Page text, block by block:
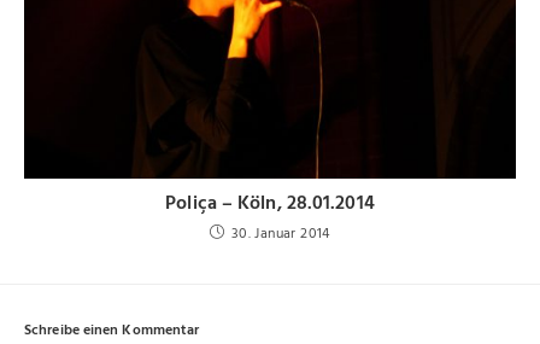
Poliça – Köln, 28.01.2014
30. Januar 2014
Schreibe einen Kommentar